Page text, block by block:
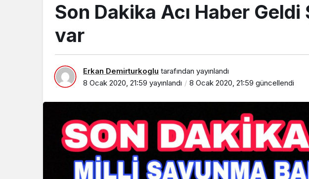
Son Dakika Acı Haber
var
Erkan Demirturkoglu tarafından yayınlandı
8 Ocak 2020, 21:59 yayınlandı 8 Ocak 2020, 21:59 güncellendi